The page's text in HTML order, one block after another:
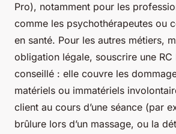
Pro), notamment pour les
comme les psychothérapeutes ou
en santé. Pour les autres métiers,
obligation légale, souscrire une
conseillé : elle couvre les
matériels ou immatériels
client au cours d’une séance (par
brûlure lors d’un massage, ou la